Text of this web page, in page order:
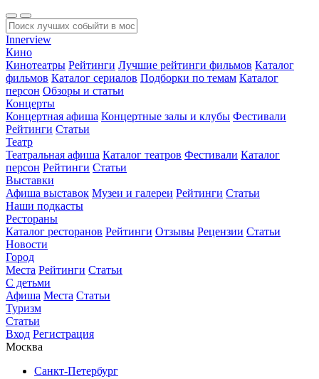
Innerview
Кино
Кинотеатры Рейтинги Лучшие рейтинги фильмов Каталог
фильмов Каталог сериалов Подборки по темам Каталог
персон Обзоры и статьи
Концерты
Концертная афиша Концертные залы и клубы Фестивали
Рейтинги Статьи
Театр
Театральная афиша Каталог театров Фестивали Каталог
персон Рейтинги Статьи
Выставки
Афиша выставок Музеи и галереи Рейтинги Статьи
Наши подкасты
Рестораны
Каталог ресторанов Рейтинги Отзывы Рецензии Статьи
Новости
Город
Места Рейтинги Статьи
С детьми
Афиша Места Статьи
Туризм
Статьи
Вход Регистрация
Москва
Санкт-Петербург